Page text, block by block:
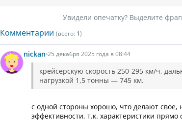
Увидели опечатку? Выделите
Комментарии (всего: 1)
nickan 25 декабря 2025 года в 08:44
крейсерскую скорость 250-295 км/ч,
нагрузкой 1,5 тонны — 745 км.
с одной стороны хорошо, что делают
эффективности, т.к. характеристики прямо